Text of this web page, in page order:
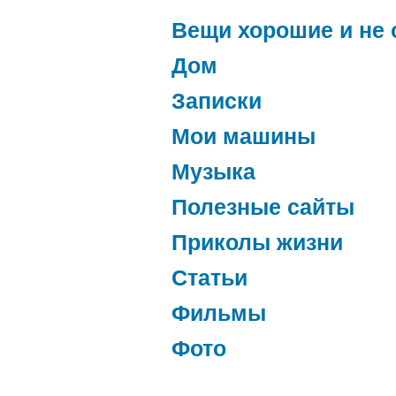
Вещи хорошие и не
Дом
Записки
Мои машины
Музыка
Полезные сайты
Приколы жизни
Статьи
Фильмы
Фото